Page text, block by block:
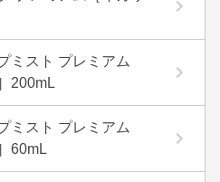
ミスト プレミアム
200mL
ミスト プレミアム
60mL